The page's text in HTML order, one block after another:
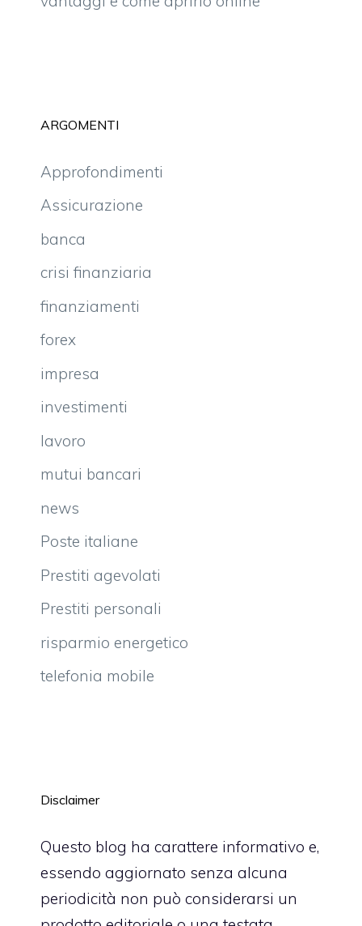
ARGOMENTI
Approfondimenti
Assicurazione
banca
crisi finanziaria
finanziamenti
forex
impresa
investimenti
lavoro
mutui bancari
news
Poste italiane
Prestiti agevolati
Prestiti personali
risparmio energetico
telefonia mobile
Disclaimer
Questo blog ha carattere informativo e,
essendo aggiornato senza alcuna
periodicità non può considerarsi un